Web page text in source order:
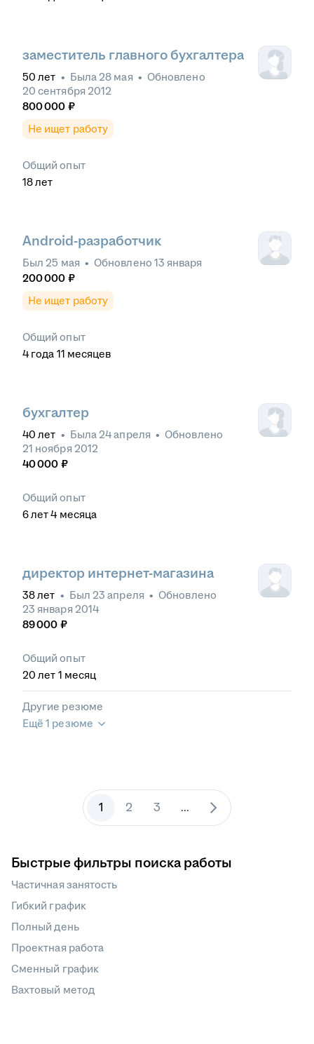
заместитель главного бухгалтера
50 лет • Была 28 мая • Обновлено
20 сентября 2012
800 000 ₽
Не ищет работу
Общий опыт
18лет
Android-разработчик
Был 25 мая • Обновлено 13 января
200 000 ₽
Не ищет работу
Общий опыт
4 года 11 месяцев
бухгалтер
40 лет • Была 24 апреля • Обновлено
21 ноября 2012
40 000 ₽
Общий опыт
6лет 4 месяца
директор интернет-магазина
38лет • Был 23 апреля • Обновлено
23 января 2014
89 000 ₽
Общий опыт
20 лет 1 месяц
Другие резюме
Ещё 1 резюме
1 2 3 ...
Быстрые фильтры поиска работы
Частичная занятость
Гибкий график
Полный день
Проектная работа
Сменный график
Вахтовый метод